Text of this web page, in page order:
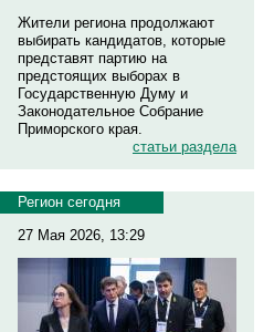
Жители региона продолжают
выбирать кандидатов, которые
представят партию на
предстоящих выборах в
Государственную Думу и
Законодательное Собрание
Приморского края.
статьи раздела
Регион сегодня
27 Мая 2026, 13:29